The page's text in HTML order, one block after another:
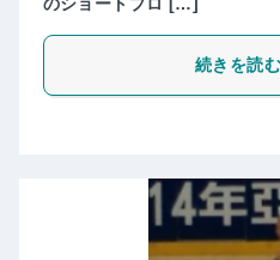
のショートプロ […]
続きを読む